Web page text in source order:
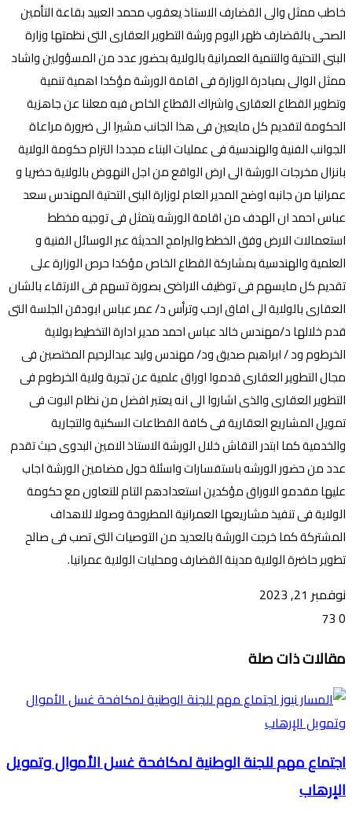
خاطب ممثل والى القضارف الاستاذ يعقوب محمد العبيد بقاعة التأمين
الصحى بالقضارف ظهر اليوم ورشة التطوير العقارى التى نظمتها وزارة
البنى التحتية والتنمية العمرانية بالولاية بحضور عدد من المسؤولين واشاد
ممثل الوالى بمبادرة الوزارة فى اقامة الورشة مؤكدا اهمية تنمية
وتطوير القطاع العقارى واشراك القطاع الخاص فيه معلنا عن جاهزية
الحكومة لتقديم كل مايعين فى هذا الجانب مشيرا الى ضرورة مراعاة
الجوانب الفنية والهندسية فى عمليات البناء مجددا التزام حكومة الولاية
بانزال مخرجات الورشة الى ارض الواقع من اجل النهوض بالولاية حضريا و
عمرانيا من جانبه اوضح المدير العام لوزارة البنى التحتية المهندس سعد
عباس احمد ان الهدف من اقامة الورشه يتمثل فى توجيه مخطط
استعمالات الارض وفق الخطط والبرامج الحديثة عبر الوسائل الفنية و
العلمية والهندسية بمشاركة القطاع الخاص مؤكدا حرص الوزارة على
تقديم كل مايسهم فى توظيف الاراضى بصورة تسهم فى الارتقاء بالشان
العقارى بالولاية الى افاق ارحب وترأس د/ عمر عباس ابودقن الجلسة التى
قدم خلالها د/مهندس خالد عباس احمد مدير ادارة التخطيط بولاية
الخرطوم ود / ابراهيم صديق ود/ مهندس وليد عبدالرحيم المختصين فى
مجال التطوير العقارى قدموا اوراق علمية عن تجربة ولاية الخرطوم فى
التطوير العقارى والذى اشاروا الى انه يعتبر افضل من نظام البوت فى
تمويل المشاريع العقارية فى كافة القطاعات السكنية والتجارية
والخدمية كما ابتدر النقاش خلال الورشة الاستاذ الامين البدوى حيث تقدم
عدد من حضور الورشه باستفسارات واسئلة حول مضامين الورشة اجاب
عليها مقدمو الاوراق مؤكدين استعدادهم التام للتعاون مع حكومة
الولاية فى تنفيذ مشاريعها العمرانية المطروحة وصولا للاهداف
المشتركة كما خرجت الورشة بالعديد من التوصيات التى تصب فى صالح
تطوير حاضرة الولاية مدينة القضارف ومحليات الولاية عمرانيا.
نوفمبر 21, 2023
0
عبر
البريد
مقالات ذات صلة
اجتماع مهم للجنة الوطنية لمكافحة غسل الأموال وتمويل
الإرهاب